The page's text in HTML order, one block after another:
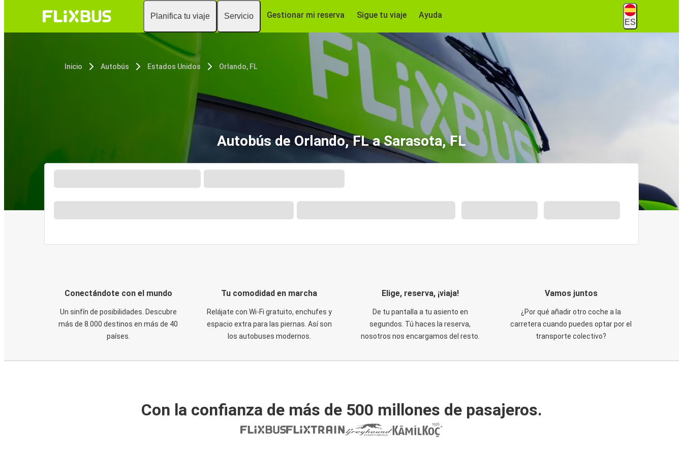
Planifica tu viaje Servicio Gestionar mi reserva Sigue tu viaje Ayuda
ES
Inicio Autobús Estados Unidos Orlando, FL
Autobús de Orlando, FL a Sarasota, FL
Conectándote con el mundo
Un sinfín de posibilidades. Descubre
más de 8.000 destinos en más de 40
países.
Tu comodidad en marcha
Relájate con Wi-Fi gratuito, enchufes y
espacio extra para las piernas. Así son
los autobuses modernos.
Elige, reserva, ¡viaja!
De tu pantalla a tu asiento en
segundos. Tú haces la reserva,
nosotros nos encargamos del resto.
Vamos juntos
¿Por qué añadir otro coche a la
carretera cuando puedes optar por el
transporte colectivo?
Con la confianza de más de 500 millones de pasajeros.